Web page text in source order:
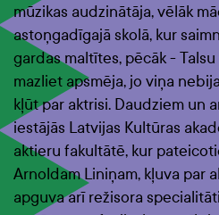
mūzikas audzinātāja, vēlāk
astoņgadīgajā skolā, kur
gardas maltītes, pēcāk -
mazliet apsmēja, jo viņa
kļūt par aktrisi. Daudziem un
iestājās Latvijas Kultūras
aktieru fakultātē, kur
Arnoldam Liniņam, kļuva par
apguva arī režisora